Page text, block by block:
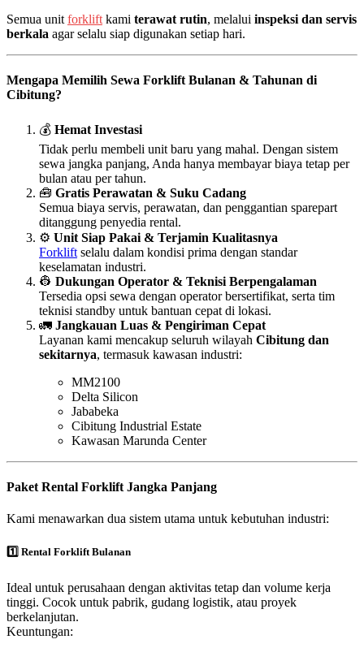
Semua unit forklift kami terawat rutin, melalui inspeksi dan servis
berkala agar selalu siap digunakan setiap hari.
Mengapa Memilih Sewa Forklift Bulanan & Tahunan di
Cibitung?
💰 Hemat Investasi
Tidak perlu membeli unit baru yang mahal. Dengan sistem
sewa jangka panjang, Anda hanya membayar biaya tetap per
bulan atau per tahun.
🧰 Gratis Perawatan & Suku Cadang
Semua biaya servis, perawatan, dan penggantian sparepart
ditanggung penyedia rental.
⚙️ Unit Siap Pakai & Terjamin Kualitasnya
Forklift selalu dalam kondisi prima dengan standar
keselamatan industri.
👷 Dukungan Operator & Teknisi Berpengalaman
Tersedia opsi sewa dengan operator bersertifikat, serta tim
teknisi standby untuk bantuan cepat di lokasi.
🚛 Jangkauan Luas & Pengiriman Cepat
Layanan kami mencakup seluruh wilayah Cibitung dan
sekitarnya, termasuk kawasan industri:
MM2100
Delta Silicon
Jababeka
Cibitung Industrial Estate
Kawasan Marunda Center
Paket Rental Forklift Jangka Panjang
Kami menawarkan dua sistem utama untuk kebutuhan industri:
1️⃣ Rental Forklift Bulanan
Ideal untuk perusahaan dengan aktivitas tetap dan volume kerja
tinggi. Cocok untuk pabrik, gudang logistik, atau proyek
berkelanjutan.
Keuntungan: